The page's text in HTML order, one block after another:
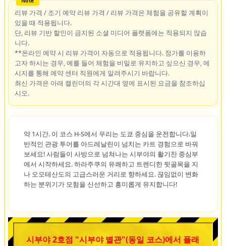
리뷰 가격 / 조기 예약 리뷰 가격 / 리뷰 가격은 체험을 공유할 계획이
있을 때 적용됩니다.
단, 리뷰 기반 할인이 금지된 소셜 미디어 플랫폼에는 적용되지 않습
니다.
**온라인 예약 시 리뷰 가격이 자동으로 적용됩니다. 정가를 이용하
고자 하시는 경우, 예를 들어 체험을 비밀로 유지하고 싶으신 경우, 메
시지를 통해 예약 센터 직원에게 알려주시기 바랍니다.
최신 가격은 아래 캘린더의 각 시간대 옆에 표시된 요금을 참조하십
시오.
약 1시간. 이 코스 H-S에서 우리는 도쿄 중심을 운전합니다.일
반적인 관광 투어를 아드레날린이 넘치는 카트 경험으로 바꿔
보세요! 사람들이 사방으로 넘쳐나는 시부야의 활기찬 중심부
에서 시작하세요. 하라주쿠의 유쾌하고 트렌디한 뒷골목을 지
나 오모테산도의 고급스러운 거리로 향하세요. 끊임없이 변화
하는 분위기가 모험을 신선하고 흥미롭게 유지합니다!
시부야 2호점 "시부야 별관"(동일 코스)에서 플래